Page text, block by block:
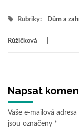
Rubriky: Dům a
Růžičková
Napsat
Vaše e-mailová
jsou označeny *